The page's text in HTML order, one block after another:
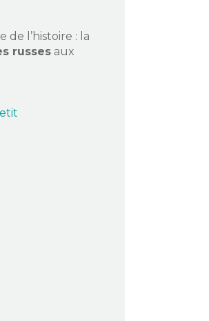
de l’histoire : la
russes aux